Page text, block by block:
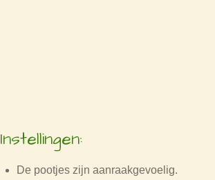
Instellingen:
De pootjes zijn aanraakgevoelig.